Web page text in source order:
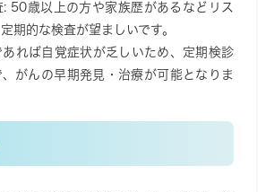
: 50歳以上の方や家族歴があるなどリス
期的な検査が望ましいです。
れば自覚症状が乏しいため、定期検診
がんの早期発見・治療が可能となりま